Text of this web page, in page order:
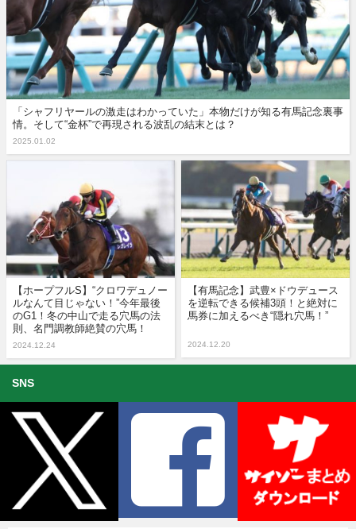
「シャフリヤールの激走はわかっていた」本物だけが知る有馬記念裏事
情。そして“金杯”で再現される波乱の結末とは？
2025.01.02
【ホープフルS】“クロワデュノー
ルなんて目じゃない！”今年最後
のG1！冬の中山で走る穴馬の法
則、名門調教師絶賛の穴馬！
2024.12.24
【有馬記念】武豊×ドウデュース
を逆転できる候補3頭！と絶対に
馬券に加えるべき“隠れ穴馬！”
2024.12.20
SNS